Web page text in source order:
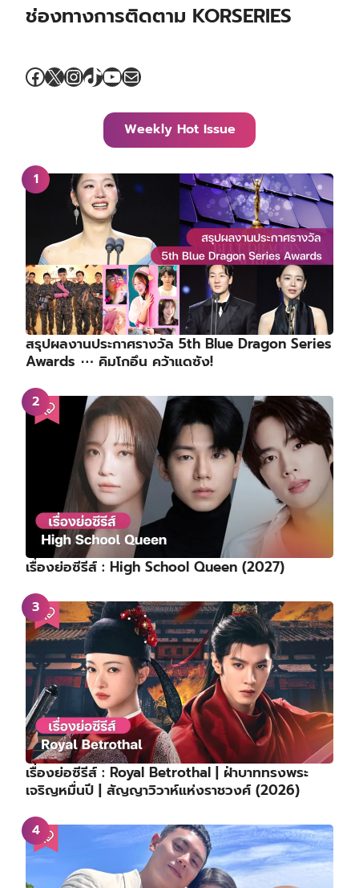
ช่องทางการติดตาม KORSERIES
Facebook
X Instagram
TikTok
YouTube
Mail
Weekly Hot Issue
สรุปผลงานประกาศรางวัล 5th Blue Dragon Series
Awards ⋯ คิมโกอึน คว้าแดซัง!
เรื่องย่อซีรีส์ : High School Queen (2027)
เรื่องย่อซีรีส์ : Royal Betrothal | ฝ่าบาททรงพระ
เจริญหมื่นปี | สัญญาวิวาห์แห่งราชวงศ์ (2026)